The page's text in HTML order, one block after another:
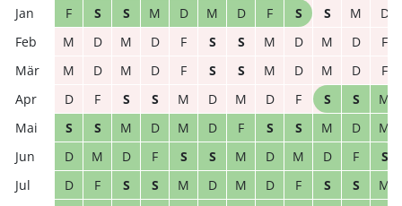
F
S S M D M D F S S M
D
M
D M D F S S M D M D
F
M
D M D F S S M D M D
F
D
F S S M D M D F S S
M
S
S M D M D F S S M D
M
D
M D F S S M D M D F
S
D
F S S M D M D F S S
M